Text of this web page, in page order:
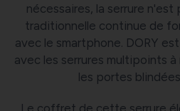
nécessaires, la serrure
traditionnelle continue de
avec le smartphone. DORY
avec les serrures multipoints
les portes